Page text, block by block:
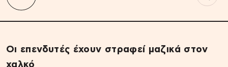
Οι επενδυτές έχουν στραφεί μαζικά στον
χαλκό